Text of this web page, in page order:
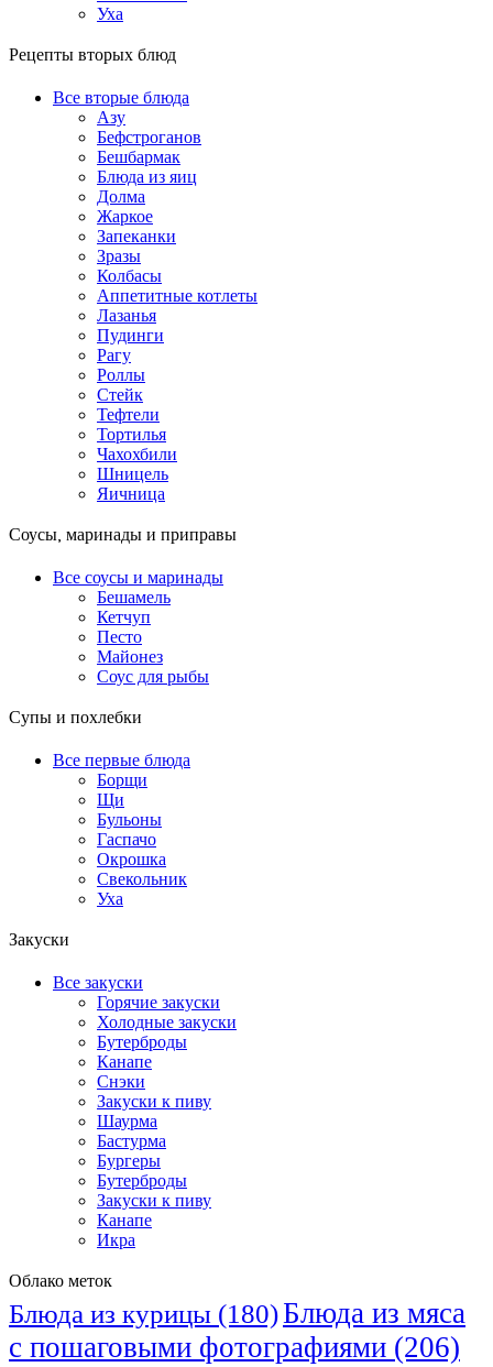
Уха
Рецепты вторых блюд
Все вторые блюда
Азу
Бефстроганов
Бешбармак
Блюда из яиц
Долма
Жаркое
Запеканки
Зразы
Колбасы
Аппетитные котлеты
Лазанья
Пудинги
Рагу
Роллы
Стейк
Тефтели
Тортилья
Чахохбили
Шницель
Яичница
Соусы, маринады и приправы
Все соусы и маринады
Бешамель
Кетчуп
Песто
Майонез
Соус для рыбы
Супы и похлебки
Все первые блюда
Борщи
Щи
Бульоны
Гаспачо
Окрошка
Свекольник
Уха
Закуски
Все закуски
Горячие закуски
Холодные закуски
Бутерброды
Канапе
Снэки
Закуски к пиву
Шаурма
Бастурма
Бургеры
Бутерброды
Закуски к пиву
Канапе
Икра
Облако меток
Блюда из курицы (180)Блюда из мяса
с пошаговыми фотографиями (206)